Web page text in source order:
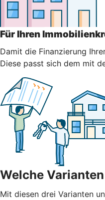
Für Ihren
Damit die Finanzierung
Diese passt sich dem mit
Welche
Mit diesen drei Varianten